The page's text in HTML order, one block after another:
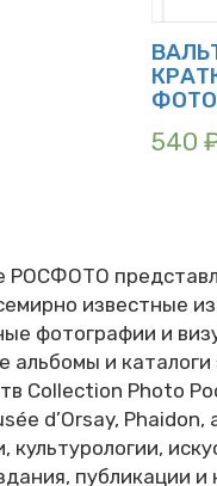
540
РОСФОТО
известные
фотографии и
альбомы и
Collection Photo
d’Orsay,
культурологии,
публикации и